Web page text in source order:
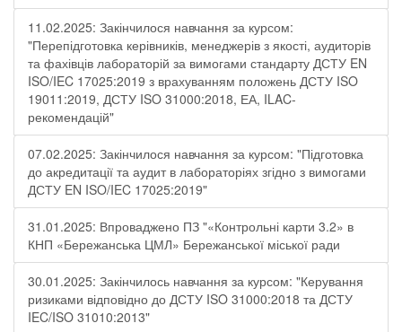
11.02.2025: Закінчилося навчання за курсом:
"Перепідготовка керівників, менеджерів з якості, аудиторів
та фахівців лабораторій за вимогами стандарту ДСТУ EN
ISO/IEC 17025:2019 з врахуванням положень ДСТУ ISO
19011:2019, ДСТУ ISO 31000:2018, ЕА, ILAC-
рекомендацій"
07.02.2025: Закінчилося навчання за курсом: "Підготовка
до акредитації та аудит в лабораторіях згідно з вимогами
ДСТУ EN ISO/IEC 17025:2019"
31.01.2025: Впроваджено ПЗ "«Контрольні карти 3.2» в
КНП «Бережанська ЦМЛ» Бережанської міської ради
30.01.2025: Закінчилось навчання за курсом: "Керування
ризиками відповідно до ДСТУ ISO 31000:2018 та ДСТУ
IEC/ISO 31010:2013"